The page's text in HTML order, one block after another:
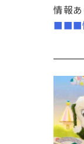
情報
■■■